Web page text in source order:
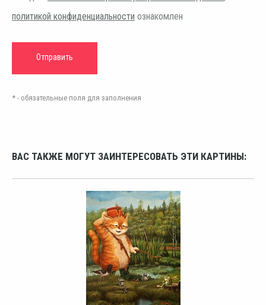
политикой конфиденциальности ознакомлен
* - обязательные поля для заполнения
ВАС ТАКЖЕ МОГУТ ЗАИНТЕРЕСОВАТЬ ЭТИ КАРТИНЫ: